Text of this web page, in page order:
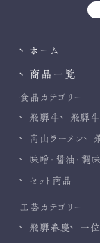
ホーム
商品一覧
食品カテゴリー
飛騨牛 飛騨
高山ラーメン
味噌・醤油・調
セット商品
工芸カテゴリー
飛騨春慶 一